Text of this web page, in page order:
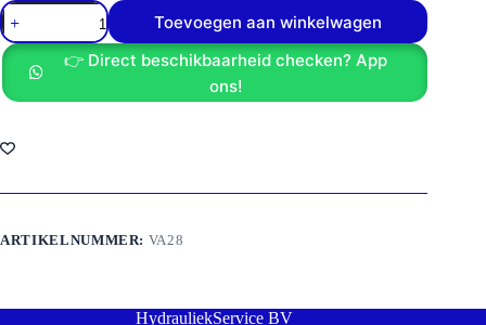
FKM
Seal
non
Leak
aantal
Toevoegen aan winkelwagen
👉 Direct beschikbaarheid checken? App
ons!
ARTIKELNUMMER: VA28
HydrauliekService BV